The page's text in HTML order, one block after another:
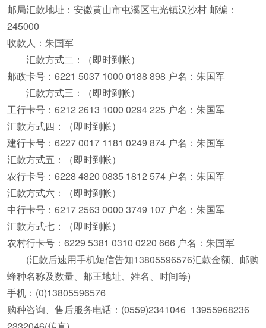
邮局汇款地址：安徽黄山市屯溪区屯光镇汉沙村 邮编：
245000
收款人：朱国军
汇款方式二：（即时到帐）
邮政卡号：6221 5037 1000 0188 898 户名：朱国军
汇款方式三：（即时到帐）
工行卡号：6212 2613 1000 0294 225 户名：朱国军
汇款方式四：（即时到帐）
建行卡号：6227 0017 1181 0249 874 户名：朱国军
汇款方式五：（即时到帐）
农行卡号：6228 4820 0835 1812 574 户名：朱国军
汇款方式六：（即时到帐）
中行卡号：6217 2563 0000 3749 107 户名：朱国军
汇款方式七：（即时到帐）
农村行卡号：6229 5381 0310 0220 666 户名：朱国军
(汇款后速用手机短信告知13805596576汇款金额、邮购
蜂种名称及数量、邮王地址、姓名、时间等)
手机：(0)13805596576
购种咨询、售后服务电话：(0559)2341046 13955968236